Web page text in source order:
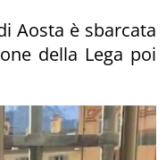
Aosta è sbarcata
della Lega poi